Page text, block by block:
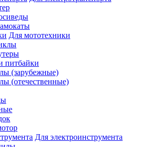
Для мототехники
питбайки
(зарубежные)
(отечественные)
Для электроинструмента